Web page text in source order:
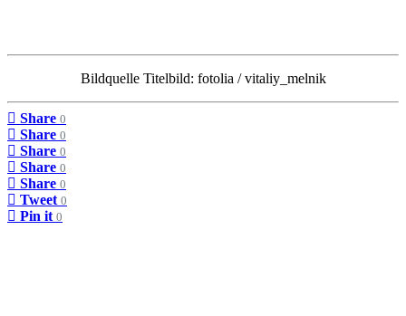
Bildquelle Titelbild: fotolia / vitaliy_melnik
Share 0
Share 0
Share 0
Share 0
Share 0
Tweet 0
Pin it 0